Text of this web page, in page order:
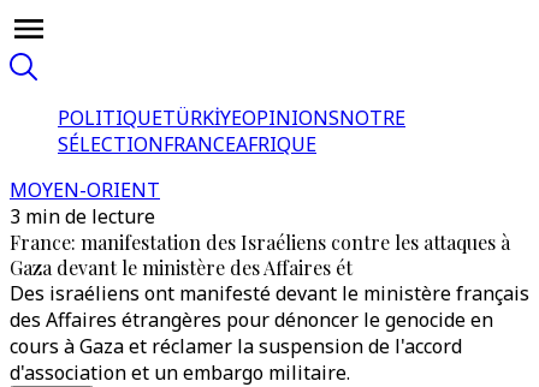
POLITIQUETÜRKİYEOPINIONSNOTRE
SÉLECTIONFRANCEAFRIQUE
MOYEN-ORIENT
3 min de lecture
France: manifestation des Israéliens contre les attaques à
Gaza devant le ministère des Affaires ét
Des israéliens ont manifesté devant le ministère français
des Affaires étrangères pour dénoncer le genocide en
cours à Gaza et réclamer la suspension de l'accord
d'association et un embargo militaire.